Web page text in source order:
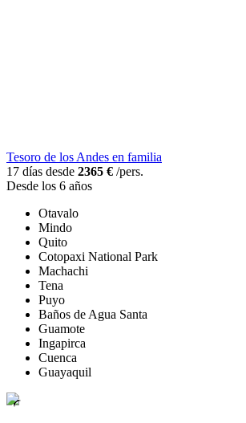
Tesoro de los Andes en familia
17 días desde 2365 € /pers.
Desde los 6 años
Otavalo
Mindo
Quito
Cotopaxi National Park
Machachi
Tena
Puyo
Baños de Agua Santa
Guamote
Ingapirca
Cuenca
Guayaquil